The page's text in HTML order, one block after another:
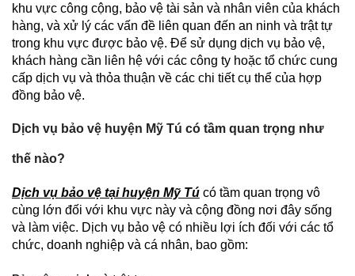
khu vực công cộng, bảo vệ tài sản và nhân viên của khách
hàng, và xử lý các vấn đề liên quan đến an ninh và trật tự
trong khu vực được bảo vệ. Để sử dụng dịch vụ bảo vệ,
khách hàng cần liên hệ với các công ty hoặc tổ chức cung
cấp dịch vụ và thỏa thuận về các chi tiết cụ thể của hợp
đồng bảo vệ.
Dịch vụ bảo vệ huyện Mỹ Tú có tầm quan trọng như
thế nào?
Dịch vụ bảo vệ tại huyện Mỹ Tú có tầm quan trọng vô
cùng lớn đối với khu vực này và cộng đồng nơi đây sống
và làm việc. Dịch vụ bảo vệ có nhiều lợi ích đối với các tổ
chức, doanh nghiệp và cá nhân, bao gồm: